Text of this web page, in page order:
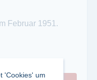
Februar 1951.
'Cookies' um